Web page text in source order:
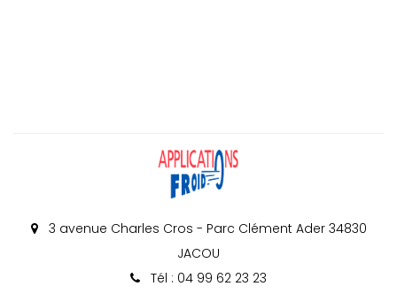
3 avenue Charles Cros - Parc Clément Ader 34830
JACOU
Tél : 04 99 62 23 23